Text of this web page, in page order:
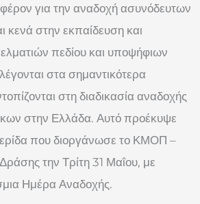
για την αναδοχή ασυνόδευτων
κενά στην εκπαίδευση και
πεδίου και υποψήφιων
στα σημαντικότερα
στη διαδικασία αναδοχής
στην Ελλάδα. Αυτό προέκυψε
που διοργάνωσε το ΚΜΟΠ –
την Τρίτη 31 Μαΐου, με
Ημέρα Αναδοχής.